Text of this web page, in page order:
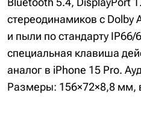
стереодинамиков с Dolby
и пыли по стандарту
специальная клавиша
аналог в iPhone 15 Pro.
Размеры: 156×72×8,8 мм,